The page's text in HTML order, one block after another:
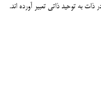
به توحيد ذاتي تعبير آورده اند.